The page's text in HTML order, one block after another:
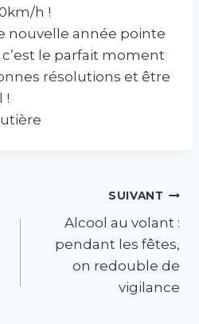
h !
nouvelle année pointe
le parfait moment
résolutions et être
!
SUIVANT
Alcool au volant :
pendant les fêtes,
on redouble de
vigilance